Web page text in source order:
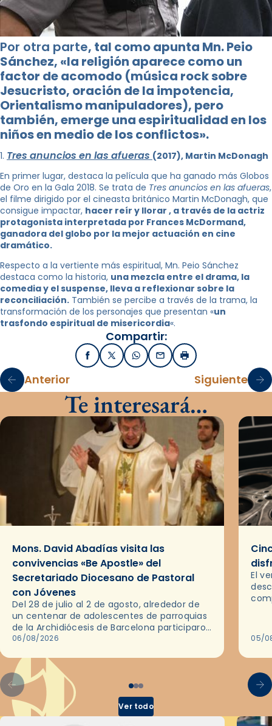
Por otra parte, tal como apunta Mn. Peio
Sánchez, «la religión aparece como un
factor de acomodo (música rock sobre
Jesucristo, oración de la impotencia,
Orientalismo manipuladores), pero
también, emerge una espiritualidad en los
niños en medio de los conflictos».
1. Tres anuncios en las afueras (2017), Martin McDonagh
En primer lugar, destaca la película que ha ganado más Globos
de Oro en la Gala 2018. Se trata de Tres anuncios en las afueras,
el filme dirigido por el cineasta británico Martin McDonagh, que
consigue impactar, hacer reír y llorar , a través de la actriz
protagonista interpretada por Frances McDormand,
ganadora del globo por la mejor actuación en cine
dramático.
Respecto a la vertiente más espiritual, Mn. Peio Sánchez
destaca como la historia, una mezcla entre el drama, la
comedia y el suspense, lleva a reflexionar sobre la
reconciliación. También se percibe a través de la trama, la
transformación de los personajes que presentan «un
trasfondo espiritual de misericordia«.
Compartir:
FacebookX / TwitterWhatsApp
EmailImprimir
Anterior Siguiente
Te interesará…
Mons. David Abadías visita las
convivencias «Be Apostle» del
Secretariado Diocesano de Pastoral
con Jóvenes
Del 28 de julio al 2 de agosto, alrededor de
un centenar de adolescentes de parroquias
de la Archidiócesis de Barcelona participaron
en las convivencias Be Apostle, organizadas
06/08/2026
El
05/
Ver todo